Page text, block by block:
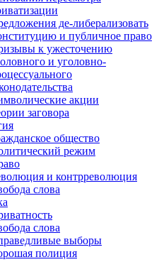
де-либерализовать
и публичное право
к ужесточению
и уголовно-
акции
заговора
общество
режим
и контрреволюция
слова
слова
выборы
полиция